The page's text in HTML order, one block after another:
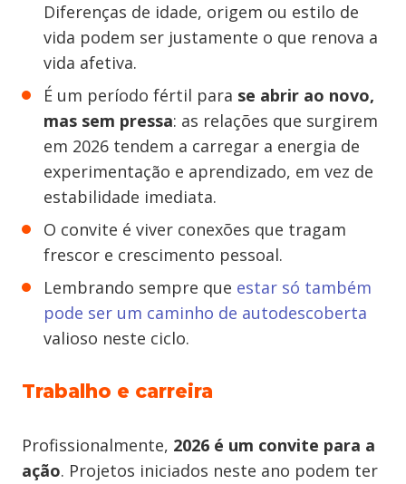
Diferenças de idade, origem ou estilo de
vida podem ser justamente o que renova a
vida afetiva.
É um período fértil para se abrir ao novo,
mas sem pressa: as relações que surgirem
em 2026 tendem a carregar a energia de
experimentação e aprendizado, em vez de
estabilidade imediata.
O convite é viver conexões que tragam
frescor e crescimento pessoal.
Lembrando sempre que estar só também
pode ser um caminho de autodescoberta
valioso neste ciclo.
Trabalho e carreira
Profissionalmente, 2026 é um convite para a
ação. Projetos iniciados neste ano podem ter